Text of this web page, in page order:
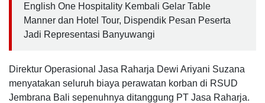
English One Hospitality Kembali Gelar Table
Manner dan Hotel Tour, Dispendik Pesan Peserta
Jadi Representasi Banyuwangi
Direktur Operasional Jasa Raharja Dewi Ariyani Suzana
menyatakan seluruh biaya perawatan korban di RSUD
Jembrana Bali sepenuhnya ditanggung PT Jasa Raharja.